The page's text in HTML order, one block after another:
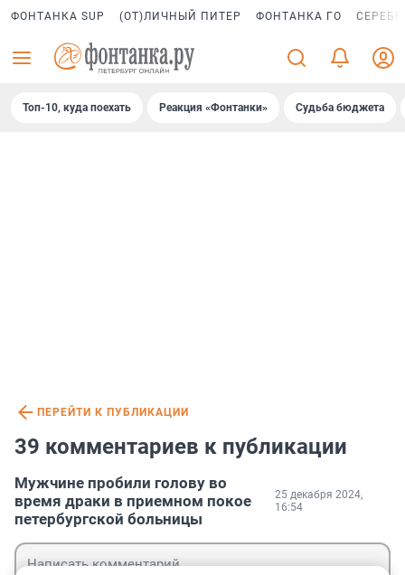
ФОНТАНКА SUP (ОТ)ЛИЧНЫЙ ПИТЕР ФОНТАНКА ГО
Топ-10, куда поехать Реакция «Фонтанки» Судьба бюджета
ПЕРЕЙТИ К ПУБЛИКАЦИИ
39 комментариев к публикации
Мужчине пробили голову во
время драки в приемном покое
петербургской больницы
25 декабря 2024,
16:54